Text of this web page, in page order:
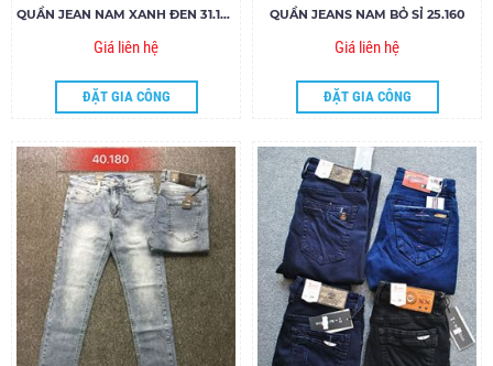
QUẦN JEAN NAM XANH ĐEN 31.140
Giá liên hệ
ĐẶT GIA CÔNG
QUẦN JEANS NAM BỎ SỈ 25.160
Giá liên hệ
ĐẶT GIA CÔNG